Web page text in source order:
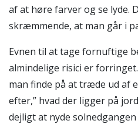
af at høre farver og se lyde.
skræmmende, at man går i
Evnen til at tage fornuftige
almindelige risici er
man finde på at træde ud af
efter,” hvad der ligger på
dejligt at nyde